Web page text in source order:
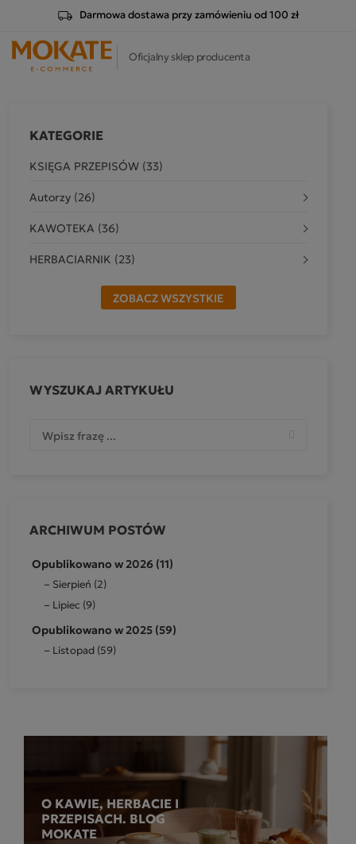
Darmowa dostawa przy zamówieniu od 100 zł
Oficjalny sklep producenta
KATEGORIE
KSIĘGA PRZEPISÓW (33)
Autorzy (26)
KAWOTEKA (36)
HERBACIARNIK (23)
ZOBACZ WSZYSTKIE
WYSZUKAJ ARTYKUŁU
ARCHIWUM POSTÓW
Opublikowano w 2026 (11)
Sierpień (2)
Lipiec (9)
Opublikowano w 2025 (59)
Listopad (59)
O KAWIE, HERBACIE I
PRZEPISACH. BLOG
MOKATE